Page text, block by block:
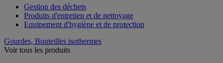
Gestion des déchets
Produits d'entretien et de nettoyage
Equipement d'hygiène et de protection
Gourdes, Bouteilles isothermes
Voir tous les produits